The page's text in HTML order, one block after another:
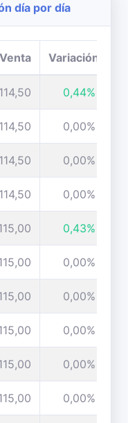
día por día
Venta Variación
114,50 0,44%
114,50 0,00%
114,50 0,00%
114,50 0,00%
0,43%
0,00%
0,00%
0,00%
0,00%
0,00%